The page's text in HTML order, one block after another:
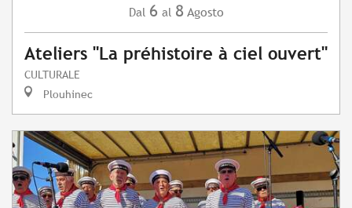
Dal 6 al 8 Agosto
Ateliers "La préhistoire à ciel ouvert"
CULTURALE
Plouhinec